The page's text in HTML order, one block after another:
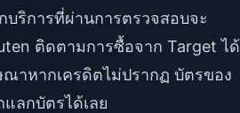
ริการที่ผ่านการตรวจสอบจะ
ติดตามการซื้อจาก Target ได้
าหากเครดิตไม่ปรากฏ บัตรของ
ลกบัตรได้เลย